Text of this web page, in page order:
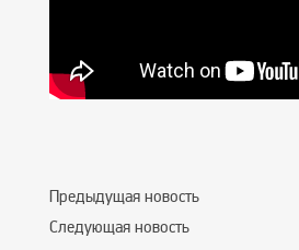
Предыдущая новость
Следующая новость